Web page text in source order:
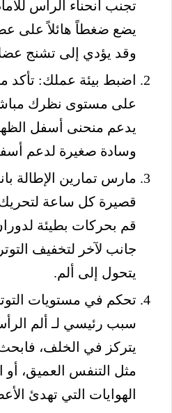
تجنب انحناء الرأس
يضع ضغطاً هائلاً على
وقد يؤدي إلى تشنج
اضبط بيئة عملك: تأكد
على مستوى نظرك
يدعم منحنى أسفل
وسادة صغيرة لدعم
مارس تمارين الإطالة
قصيرة كل ساعة
قم بحركات بطيئة
جانب لآخر لتخفيف
يتحول إلى ألم.
تحكم في مستويات
سبب رئيسي لـ ألم
يتركز في الخلف،
مثل التنفس العميق،
الهوايات التي تهدئ